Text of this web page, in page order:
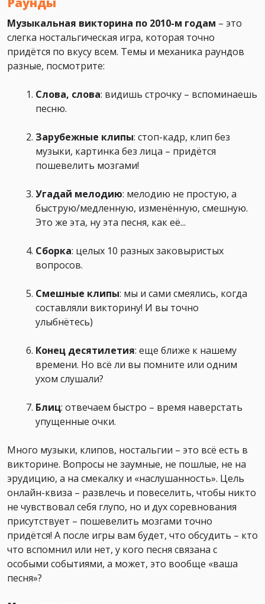
Музыкальная викторина по 2010-м годам – это
слегка ностальгическая игра, которая точно
придётся по вкусу всем. Темы и механика раундов
разные, посмотрите:
Слова, слова: видишь строчку – вспоминаешь
песню.
Зарубежные клипы: стоп-кадр, клип без
музыки, картинка без лица – придётся
пошевелить мозгами!
Угадай мелодию: мелодию не простую, а
быструю/медленную, изменённую, смешную.
Это же эта, ну эта песня, как её...
Сборка: целых 10 разных заковыристых
вопросов.
Смешные клипы: мы и сами смеялись, когда
составляли викторину! И вы точно
улыбнётесь)
Конец десятилетия: еще ближе к нашему
времени. Но всё ли вы помните или одним
ухом слушали?
Блиц: отвечаем быстро – время наверстать
упущенные очки.
Много музыки, клипов, ностальгии – это всё есть в
викторине. Вопросы не заумные, не пошлые, не на
эрудицию, а на смекалку и «наслушанность». Цель
онлайн-квиза – развлечь и повеселить, чтобы никто
не чувствовал себя глупо, но и дух соревнования
присутствует – пошевелить мозгами точно
придётся! А после игры вам будет, что обсудить – кто
что вспомнил или нет, у кого песня связана с
особыми событиями, а может, это вообще «ваша
песня»?